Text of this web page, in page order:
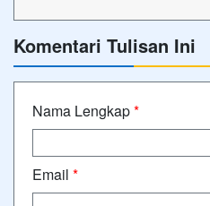
Komentari Tulisan Ini
Nama Lengkap*
Email *